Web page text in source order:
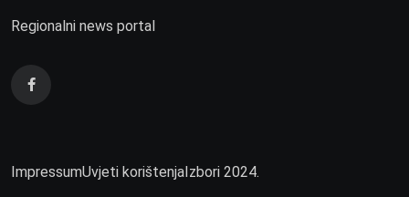
Regionalni news portal
ImpressumUvjeti korištenjaIzbori 2024.